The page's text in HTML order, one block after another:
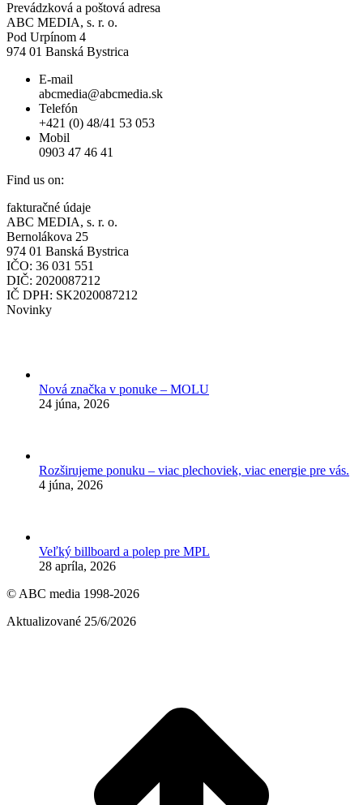
Prevádzková a poštová adresa
ABC MEDIA, s. r. o.
Pod Urpínom 4
974 01 Banská Bystrica
E-mail
abcmedia@abcmedia.sk
Telefón
+421 (0) 48/41 53 053
Mobil
0903 47 46 41
Find us on:
Facebook
page
opens
in
new
window
fakturačné údaje
ABC MEDIA, s. r. o.
Bernolákova 25
974 01 Banská Bystrica
IČO: 36 031 551
DIČ: 2020087212
IČ DPH: SK2020087212
Novinky
Nová značka v ponuke – MOLU
24 júna, 2026
Rozširujeme ponuku – viac plechoviek, viac energie pre vás.
4 júna, 2026
Veľký billboard a polep pre MPL
28 apríla, 2026
© ABC media 1998-2026
Aktualizované 25/6/2026